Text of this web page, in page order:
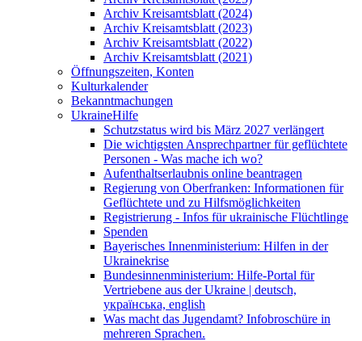
Archiv Kreisamtsblatt (2024)
Archiv Kreisamtsblatt (2023)
Archiv Kreisamtsblatt (2022)
Archiv Kreisamtsblatt (2021)
Öffnungszeiten, Konten
Kulturkalender
Bekanntmachungen
UkraineHilfe
Schutzstatus wird bis März 2027 verlängert
Die wichtigsten Ansprechpartner für geflüchtete
Personen - Was mache ich wo?
Aufenthaltserlaubnis online beantragen
Regierung von Oberfranken: Informationen für
Geflüchtete und zu Hilfsmöglichkeiten
Registrierung - Infos für ukrainische Flüchtlinge
Spenden
Bayerisches Innenministerium: Hilfen in der
Ukrainekrise
Bundesinnenministerium: Hilfe-Portal für
Vertriebene aus der Ukraine | deutsch,
українська, english
Was macht das Jugendamt? Infobroschüre in
mehreren Sprachen.